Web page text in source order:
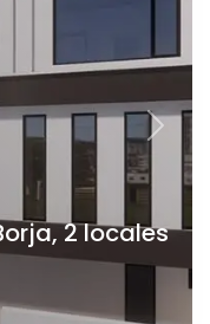
Next
2 locales